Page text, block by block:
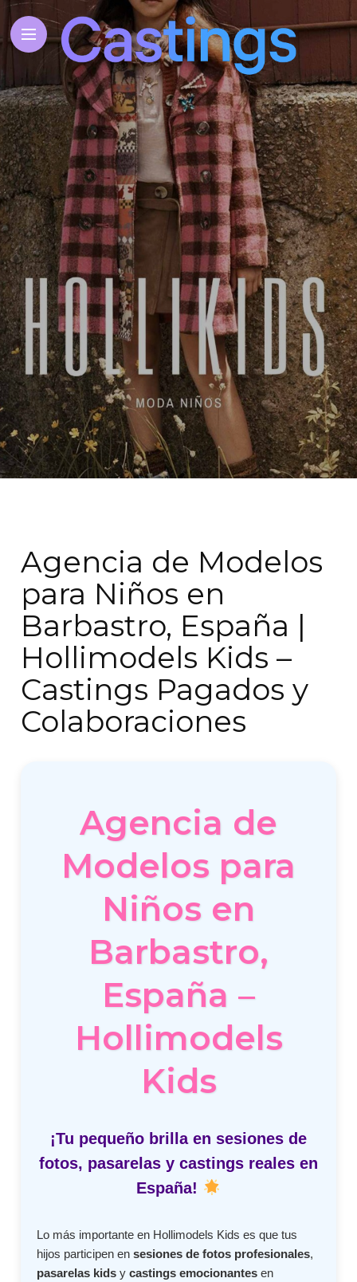
Agencia de Modelos
para Niños en
Barbastro, España |
Hollimodels Kids –
Castings Pagados y
Colaboraciones
Agencia de
Modelos para
Niños en
Barbastro,
España –
Hollimodels
Kids
¡Tu pequeño brilla en sesiones de
fotos, pasarelas y castings reales en
España!
Lo más importante en Hollimodels Kids es que tus
hijos participen ensesiones de fotos profesionales,
pasarelas kids ycastings emocionantes en